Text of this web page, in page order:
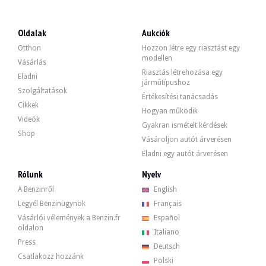
Videó
Leírás
Ez a 2006-os Alfa Romeo GT 3.2 V6 német eredetű 1. kézből származó
Kívülről az eladó szerint a jármű jó állapotban van. A szürke színű
Belül az eladó szerint a jármű jó állapotban van. A tevebőr kárpitozás nem
- Fűtött első ülés
- Kipörgésgátló rendszer (ASR)
- Szervokormány
Oldalak
Otthon
Vásárlás
Eladni
Szolgáltatások
Cikkek
Videók
Shop
Aukciók
Hozzon létre egy riasztást egy
modellen
Riasztás létrehozása egy
járműtípushoz
Értékesítési tanácsadás
Hogyan működik
Gyakran ismételt kérdések
Vásároljon autót árverésen
Eladni egy autót árverésen
Rólunk
A Benzinről
Legyél Benzinügynök
Vásárlói vélemények a Benzin.fr
oldalon
Press
Csatlakozz hozzánk
Nyelv
English
Français
Español
Italiano
Deutsch
Polski